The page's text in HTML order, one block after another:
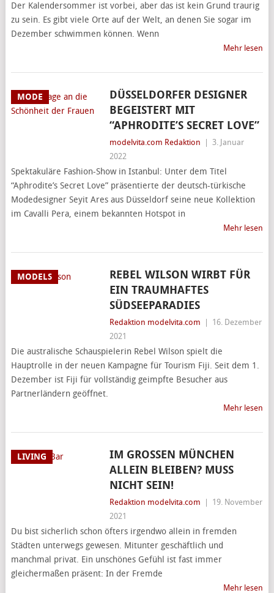
Der Kalendersommer ist vorbei, aber das ist kein Grund traurig
zu sein. Es gibt viele Orte auf der Welt, an denen Sie sogar im
Dezember schwimmen können. Wenn
Mehr lesen
MODE
DÜSSELDORFER DESIGNER
BEGEISTERT MIT
“APHRODITE’S SECRET LOVE”
modelvita.com Redaktion
3. Januar
2022
Spektakuläre Fashion-Show in Istanbul: Unter dem Titel
“Aphrodite’s Secret Love” präsentierte der deutsch-türkische
Modedesigner Seyit Ares aus Düsseldorf seine neue Kollektion
im Cavalli Pera, einem bekannten Hotspot in
Mehr lesen
MODELS
REBEL WILSON WIRBT FÜR
EIN TRAUMHAFTES
SÜDSEEPARADIES
Redaktion modelvita.com
16. Dezember
2021
Die australische Schauspielerin Rebel Wilson spielt die
Hauptrolle in der neuen Kampagne für Tourism Fiji. Seit dem 1.
Dezember ist Fiji für vollständig geimpfte Besucher aus
Partnerländern geöffnet.
Mehr lesen
LIVING
IM GROSSEN MÜNCHEN A
LLEIN BLEIBEN? MUSS N
ICHT SEIN!
Redaktion modelvita.com
19. November
2021
Du bist sicherlich schon öfters irgendwo allein in fremden
Städten unterwegs gewesen. Mitunter geschäftlich und
manchmal privat. Ein unschönes Gefühl ist fast immer
gleichermaßen präsent: In der Fremde
Mehr lesen